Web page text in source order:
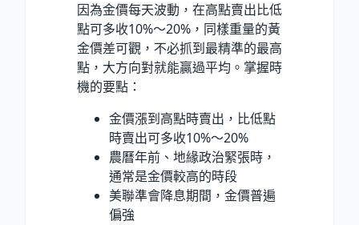
因為金價每天波動，在高點賣出比低
點可多收10%～20%，同樣重量的黃
金價差可觀，不必抓到最精準的最高
點，大方向對就能贏過平均。掌握時
機的要點：
金價漲到高點時賣出，比低點
時賣出可多收10%～20%
農曆年前、地緣政治緊張時，
通常是金價較高的時段
美聯準會降息期間，金價普遍
偏強